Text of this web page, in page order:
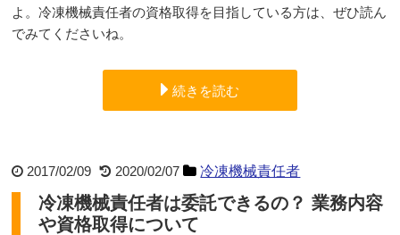
よ。冷凍機械責任者の資格取得を目指している方は、ぜひ読ん
でみてくださいね。
続きを読む
2017/02/09 2020/02/07 冷凍機械責任者
冷凍機械責任者は委託できるの？ 業務内容
や資格取得について